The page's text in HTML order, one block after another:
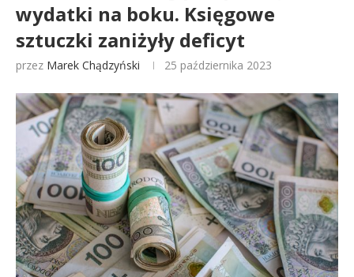
wydatki na boku. Księgowe
sztuczki zaniżyły deficyt
przez Marek Chądzyński 25 października 2023